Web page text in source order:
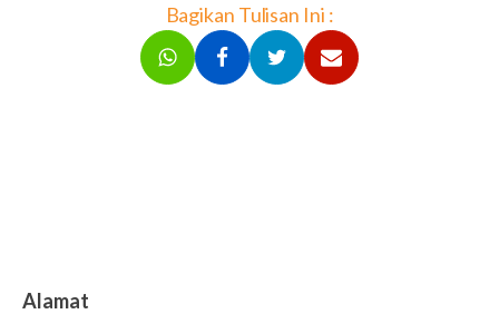
Bagikan Tulisan Ini :
Alamat